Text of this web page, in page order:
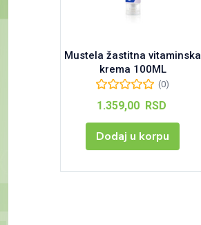
Mustela žastitna vitaminska
krema 100ML
(0)
1.359,00 RSD
Dodaj u korpu